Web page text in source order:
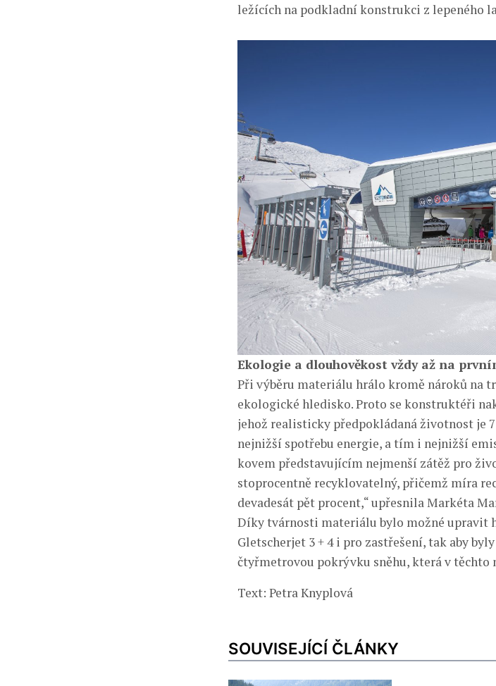
ležících na podkladní konstrukci z lepeného
Ekologie a dlouhověkost vždy až na
Při výběru materiálu hrálo kromě nároků na
ekologické hledisko. Proto se konstruktéři
jehož realisticky předpokládaná životnost je
nejnižší spotřebu energie, a tím i nejnižší
kovem představujícím nejmenší zátěž pro
stoprocentně recyklovatelný, přičemž míra
devadesát pět procent,“ upřesnila Markéta
Díky tvárnosti materiálu bylo možné upravit
Gletscherjet 3 + 4 i pro zastřešení, tak aby
čtyřmetrovou pokrývku sněhu, která v těchto
Text: Petra Knyplová
SOUVISEJÍCÍ ČLÁNKY